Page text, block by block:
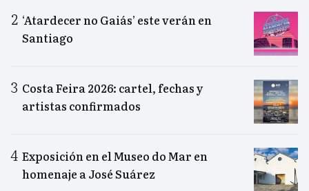
‘Atardecer no Gaiás’ este verán en
Santiago
Costa Feira 2026: cartel, fechas y
artistas confirmados
Exposición en el Museo do Mar en
homenaje a José Suárez